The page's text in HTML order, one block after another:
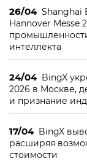
26/04 Shanghai
Hannover Messe
интеллекта
24/04 BingX
2026 в Москве,
и признание
17/04 BingX
расширяя
стоимости